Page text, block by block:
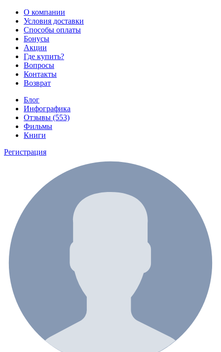
О компании
Условия доставки
Способы оплаты
Бонусы
Акции
Где купить?
Вопросы
Контакты
Возврат
Блог
Инфографика
Отзывы (553)
Фильмы
Книги
Регистрация